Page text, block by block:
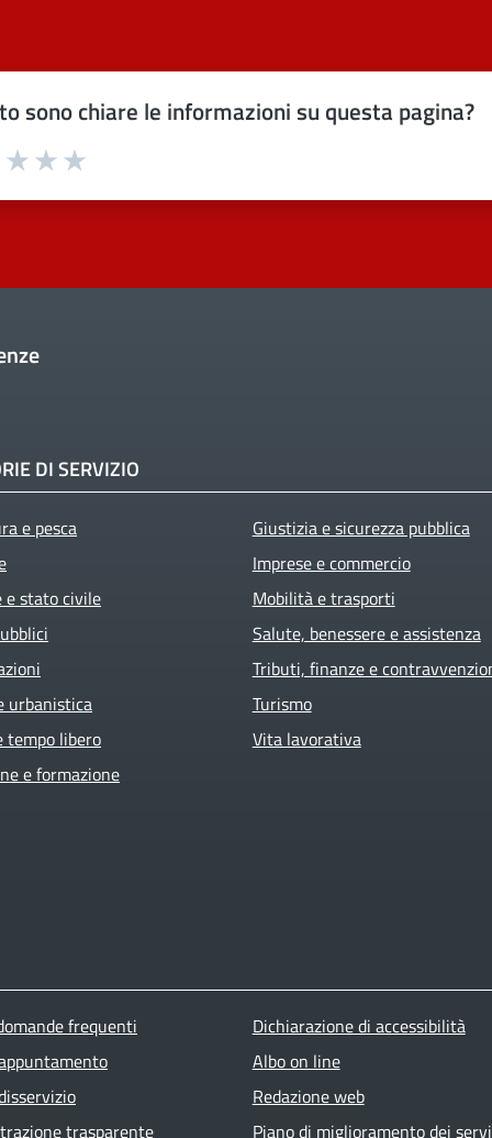
sono chiare le informazioni su questa pagina?
Valuta 4 stelle su 5
Valuta 3 stelle su 5
Valuta 2 stelle su 5
1 stelle su 5
DI SERVIZIO
e pesca
e stato civile
urbanistica
tempo libero
e formazione
Giustizia e sicurezza pubblica
Imprese e commercio
Mobilità e trasporti
Salute, benessere e assistenza
Tributi, finanze e
Turismo
Vita lavorativa
menu
frequenti
trasparente
Dichiarazione di accessibilità
Albo on line
Redazione web
Piano di miglioramento dei